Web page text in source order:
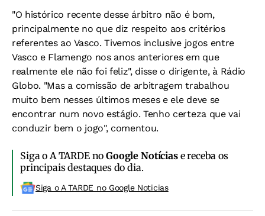
"O histórico recente desse árbitro não é bom,
principalmente no que diz respeito aos critérios
referentes ao Vasco. Tivemos inclusive jogos entre
Vasco e Flamengo nos anos anteriores em que
realmente ele não foi feliz", disse o dirigente, à Rádio
Globo. "Mas a comissão de arbitragem trabalhou
muito bem nesses últimos meses e ele deve se
encontrar num novo estágio. Tenho certeza que vai
conduzir bem o jogo", comentou.
Siga o A TARDE noGoogle Notíciase receba os
principais destaques do dia.
Siga o A TARDE no Google Noticias